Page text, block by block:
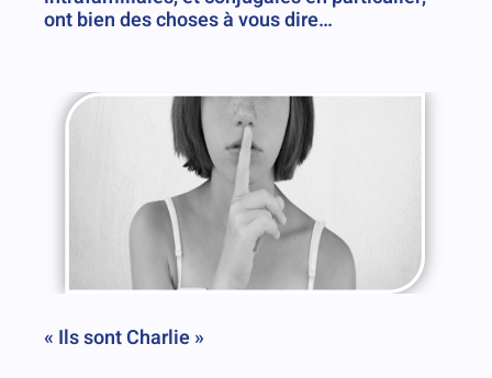
ont bien des choses à vous dire…
« Ils sont Charlie »